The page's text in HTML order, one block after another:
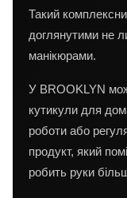
Такий
доглянутими не
манікюрами.
У BROOKLYN
кутикули для
роботи або
продукт, який
робить руки